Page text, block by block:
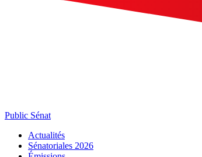
Public Sénat
Actualités
Sénatoriales 2026